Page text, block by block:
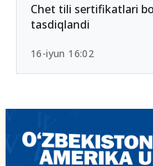
Chet tili sertifikatlari
tasdiqlandi
16-iyun 16:02